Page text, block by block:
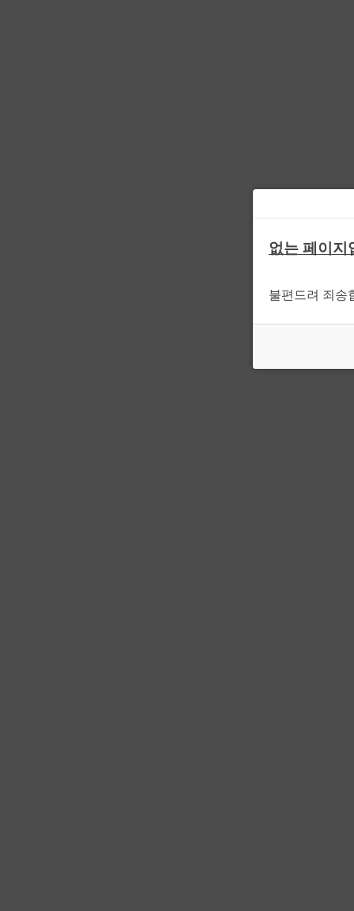
없는 페이지
불편드려 죄송